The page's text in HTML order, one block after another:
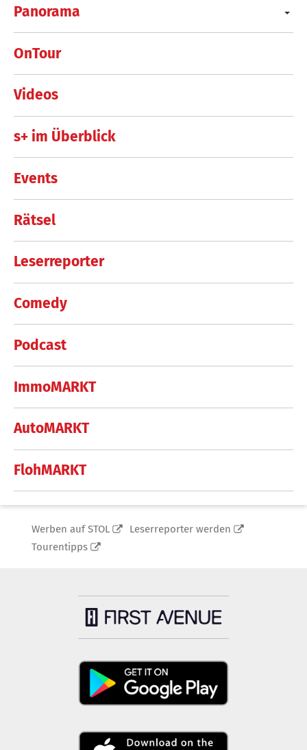
Panorama
OnTour
Videos
s+ im Überblick
Events
Rätsel
Leserreporter
Comedy
Podcast
ImmoMARKT
AutoMARKT
FlohMARKT
Werben auf STOL
Leserreporter werden
Tourentipps